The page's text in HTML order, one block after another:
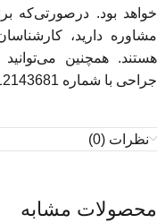
خواهد بود. درصورتی‌که
مشاوره دارید،
هستند. همچنین
جراحی با شماره 09212143681 تماس بگیرید تا راهنمایی‌تان کنند.
نظرات (0)
محصولات مشابه